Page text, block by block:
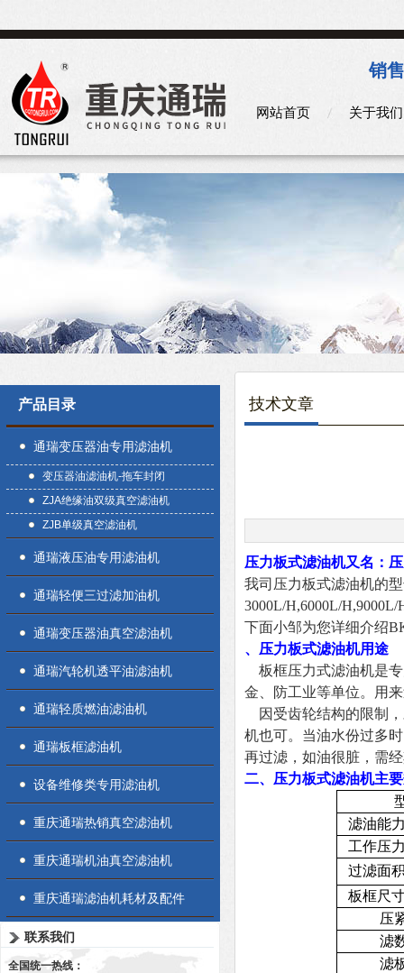
销
网站首页 关于我们
产品目录
通瑞变压器油专用滤油机
变压器油滤油机-拖车封闭
ZJA绝缘油双级真空滤油机
ZJB单级真空滤油机
通瑞液压油专用滤油机
通瑞轻便三过滤加油机
通瑞变压器油真空滤油机
通瑞汽轮机透平油滤油机
通瑞轻质燃油滤油机
通瑞板框滤油机
设备维修类专用滤油机
重庆通瑞热销真空滤油机
重庆通瑞机油真空滤油机
重庆通瑞滤油机耗材及配件
联系我们
全国统一热线：
技术文章
压力板式滤油机又名：
我司压力板式滤油机的
3000L/H,6000L/H,9000L/
下面小邹为您详细介绍
、压力板式滤油机用途
板框压力式滤油机是专
金、防工业等单位。用
因受齿轮结构的限制，
机也可。当油水份过多
再过滤，如油很脏，需
二、压力板式滤油机主
滤油能
工作压
过滤面
板框尺
压
滤
滤